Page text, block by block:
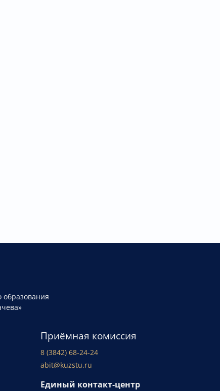
образования
Приёмная комиссия
8 (3842) 68-24-24
abit@kuzstu.ru
Единый контакт-центр